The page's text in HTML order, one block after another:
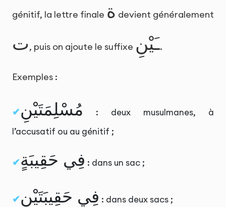
génitif, la lettre finale ة devient généralement
ت, puis on ajoute le suffixe ـَيْنِ.
Exemples :
مُسْلِمَتَيْنِ : deux musulmanes, à
l’accusatif ou au génitif ;
فِي حَقِيبَةٍ : dans un sac ;
فِي حَقِيبَتَيْنِ : dans deux sacs ;